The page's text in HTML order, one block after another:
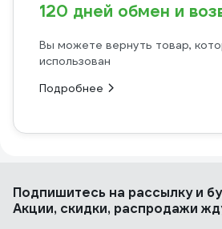
120 дней обмен и
Вы можете вернуть товар,
использован
Подробнее
Подпишитесь на рассылкуи
Акции, скидки, распродажи